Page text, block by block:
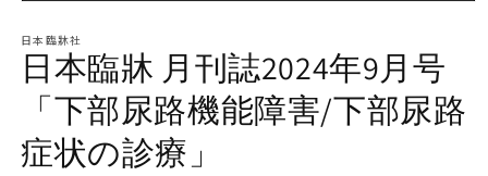
ダ
ル
で
ィ
ア
日本臨牀社
日本臨牀 月刊誌2024年9月号
「下部尿路機能障害/下部尿路
症状の診療」